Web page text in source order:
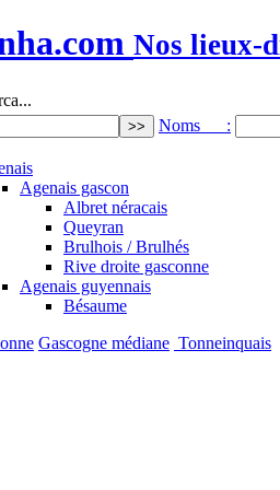
Nos lieux-
Noms :
Agenais gascon
Albret néracais
Queyran
Brulhois / Brulhés
Rive droite gasconne
Agenais guyennais
Bésaume
Gascogne médiane Tonneinquais